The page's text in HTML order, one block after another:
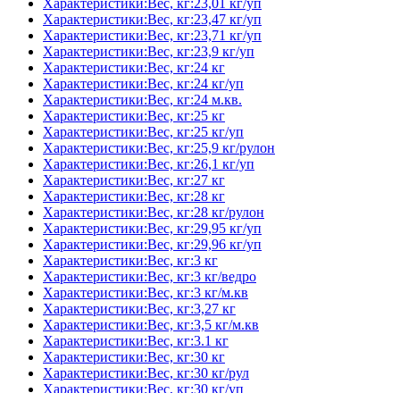
Характеристики:Вес, кг:23,01 кг/уп
Характеристики:Вес, кг:23,47 кг/уп
Характеристики:Вес, кг:23,71 кг/уп
Характеристики:Вес, кг:23,9 кг/уп
Характеристики:Вес, кг:24 кг
Характеристики:Вес, кг:24 кг/уп
Характеристики:Вес, кг:24 м.кв.
Характеристики:Вес, кг:25 кг
Характеристики:Вес, кг:25 кг/уп
Характеристики:Вес, кг:25,9 кг/рулон
Характеристики:Вес, кг:26,1 кг/уп
Характеристики:Вес, кг:27 кг
Характеристики:Вес, кг:28 кг
Характеристики:Вес, кг:28 кг/рулон
Характеристики:Вес, кг:29,95 кг/уп
Характеристики:Вес, кг:29,96 кг/уп
Характеристики:Вес, кг:3 кг
Характеристики:Вес, кг:3 кг/ведро
Характеристики:Вес, кг:3 кг/м.кв
Характеристики:Вес, кг:3,27 кг
Характеристики:Вес, кг:3,5 кг/м.кв
Характеристики:Вес, кг:3.1 кг
Характеристики:Вес, кг:30 кг
Характеристики:Вес, кг:30 кг/рул
Характеристики:Вес, кг:30 кг/уп